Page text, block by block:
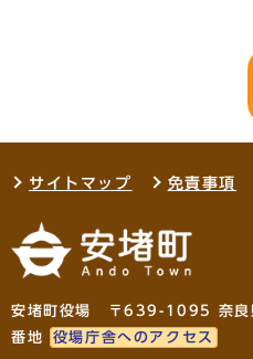
サイトマップ 免責事項
安堵町役場 〒639-1095 奈良
番地
役場庁舎へのアクセス